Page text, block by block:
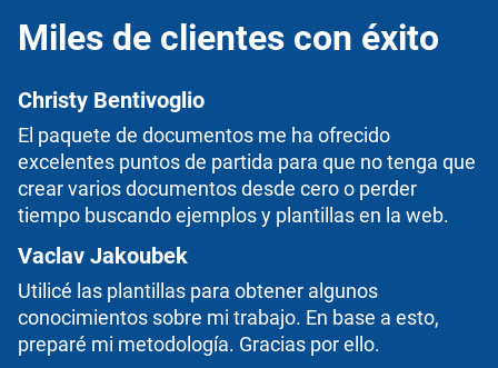
Miles de clientes con éxito
Christy Bentivoglio
El paquete de documentos me ha ofrecido
excelentes puntos de partida para que no tenga que
crear varios documentos desde cero o perder
tiempo buscando ejemplos y plantillas en la web.
Vaclav Jakoubek
Utilicé las plantillas para obtener algunos
conocimientos sobre mi trabajo. En base a esto,
preparé mi metodología. Gracias por ello.